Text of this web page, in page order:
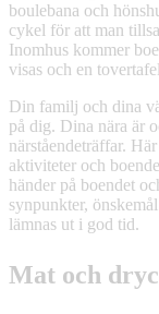
boulebana och
cykel för att man
Inomhus kommer
visas och en
Din familj och dina
på dig. Dina nära är
närståendeträffar.
aktiviteter och
händer på boendet
synpunkter,
lämnas ut i god tid.
Mat och